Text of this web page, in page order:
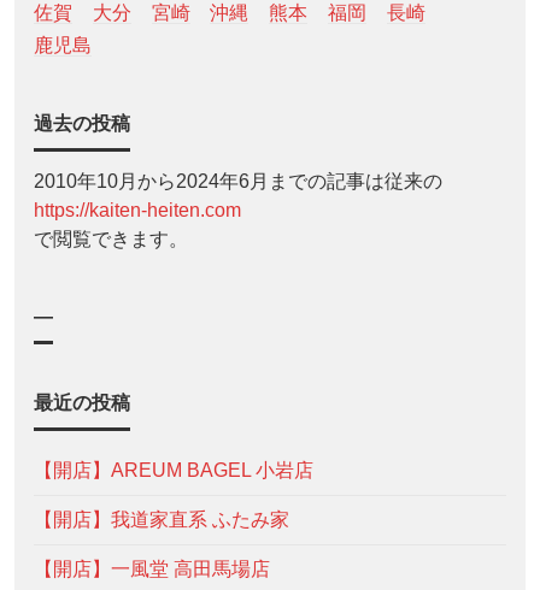
佐賀 大分 宮崎 沖縄 熊本 福岡
長崎
鹿児島
過去の投稿
2010年10月から2024年6月までの記事は従来の
https://kaiten-heiten.com
で閲覧できます。
—
最近の投稿
【開店】AREUM BAGEL 小岩店
【開店】我道家直系 ふたみ家
【開店】一風堂 高田馬場店